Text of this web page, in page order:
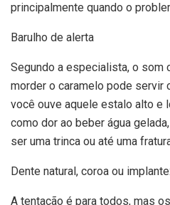
principalmente quando o
Barulho de alerta
Segundo a especialista, o som
morder o caramelo pode servir
você ouve aquele estalo alto e
como dor ao beber água
ser uma trinca ou até uma
Dente natural, coroa ou
A tentação é para todos, mas